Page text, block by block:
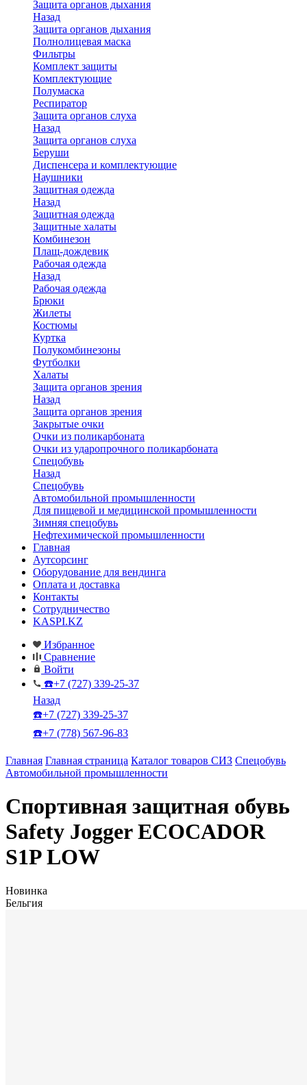
Защита органов дыхания
Назад
Защита органов дыхания
Полнолицевая маска
Фильтры
Комплект защиты
Комплектующие
Полумаска
Респиратор
Защита органов слуха
Назад
Защита органов слуха
Беруши
Диспенсера и комплектующие
Наушники
Защитная одежда
Назад
Защитная одежда
Защитные халаты
Комбинезон
Плащ-дождевик
Рабочая одежда
Назад
Рабочая одежда
Брюки
Жилеты
Костюмы
Куртка
Полукомбинезоны
Футболки
Халаты
Защита органов зрения
Назад
Защита органов зрения
Закрытые очки
Очки из поликарбоната
Очки из ударопрочного поликарбоната
Спецобувь
Назад
Спецобувь
Автомобильной промышленности
Для пищевой и медицинской промышленности
Зимняя спецобувь
Нефтехимической промышленности
Главная
Аутсорсинг
Оборудование для вендинга
Оплата и доставка
Контакты
Сотрудничество
KASPI.KZ
Избранное
Сравнение
Войти
☎️+7 (727) 339-25-37
Назад
☎️+7 (727) 339-25-37
☎️+7 (778) 567-96-83
Главная Главная страница Каталог товаров СИЗ Спецобувь
Автомобильной промышленности
Спортивная защитная обувь
Safety Jogger ECOCADOR
S1P LOW
Новинка
Бельгия